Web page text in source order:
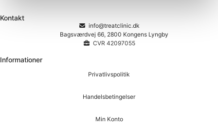
Kontakt
info@treatclinic.dk
Bagsværdvej 66, 2800 Kongens Lyngby
CVR 42097055
Informationer
Privatlivspolitik
Handelsbetingelser
Min Konto